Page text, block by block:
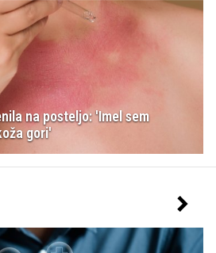
na posteljo: 'Imel sem
gori'